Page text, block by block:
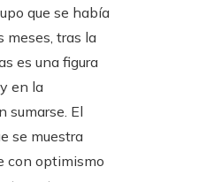
que se había
meses, tras la
es una figura
en la
sumarse. El
se muestra
con optimismo